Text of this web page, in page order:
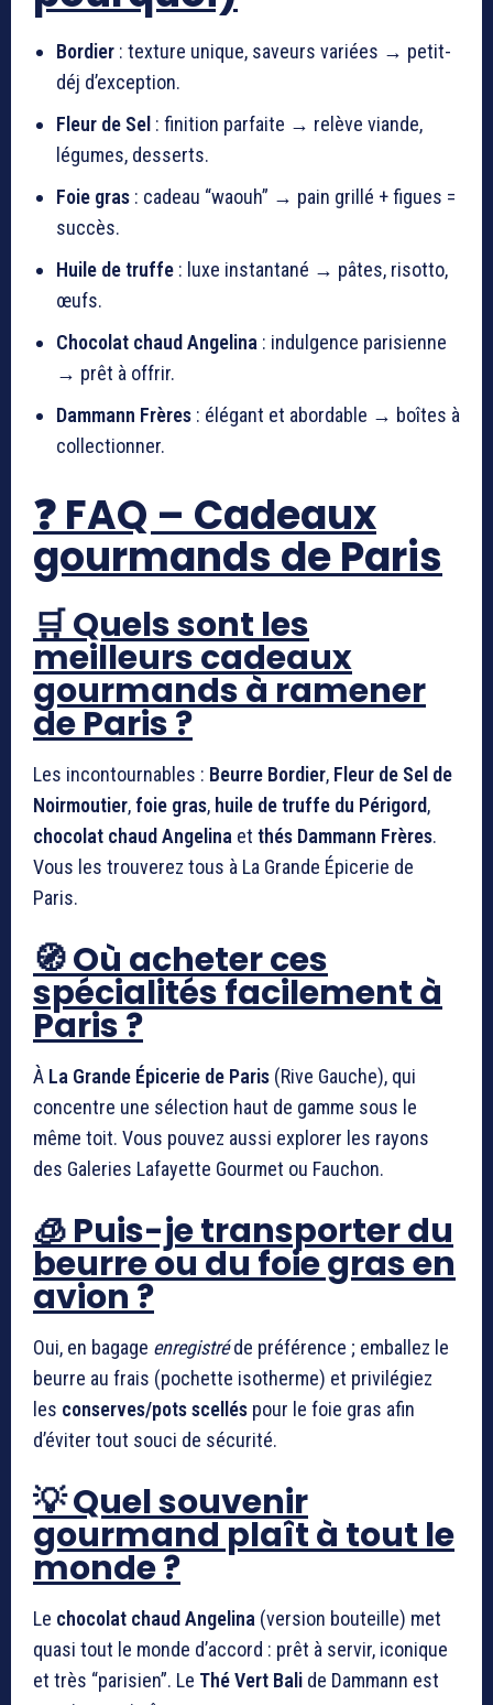
Bordier : texture unique, saveurs variées → petit-
déj d’exception.
Fleur de Sel : finition parfaite → relève viande,
légumes, desserts.
Foie gras : cadeau “waouh” → pain grillé + figues =
succès.
Huile de truffe : luxe instantané → pâtes, risotto,
œufs.
Chocolat chaud Angelina : indulgence parisienne
→ prêt à offrir.
Dammann Frères : élégant et abordable → boîtes à
collectionner.
❓ FAQ – Cadeaux
gourmands de Paris
🛒 Quels sont les
meilleurs cadeaux
gourmands à ramener
de Paris ?
Les incontournables : Beurre Bordier, Fleur de Sel de
Noirmoutier,foie gras, huile de truffe du Périgord,
chocolat chaud Angelina et thés Dammann Frères.
Vous les trouverez tous à La Grande Épicerie de
Paris.
🧭 Où acheter ces
spécialités facilement à
Paris ?
À La Grande Épicerie de Paris (Rive Gauche), qui
concentre une sélection haut de gamme sous le
même toit. Vous pouvez aussi explorer les rayons
des Galeries Lafayette Gourmet ou Fauchon.
🧊 Puis-je transporter du
beurre ou du foie gras en
avion ?
Oui, en bagage enregistréde préférence ; emballez le
beurre au frais (pochette isotherme) et privilégiez
les conserves/pots scellés pour le foie gras afin
d’éviter tout souci de sécurité.
💡 Quel souvenir
gourmand plaît à tout le
monde ?
Le chocolat chaud Angelina (version bouteille) met
quasi tout le monde d’accord : prêt à servir, iconique
et très “parisien”. Le Thé Vert Bali de Dammann est